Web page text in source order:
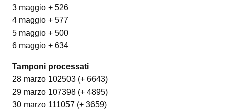
3 maggio + 526
4 maggio + 577
5 maggio + 500
6 maggio + 634
Tamponi processati
28 marzo 102503 (+ 6643)
29 marzo 107398 (+ 4895)
30 marzo 111057 (+ 3659)